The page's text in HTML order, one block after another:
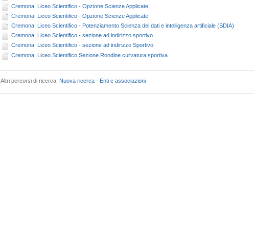
Cremona: Liceo Scientifico - Opzione Scienze Applicate
Cremona: Liceo Scientifico - Opzione Scienze Applicate
Cremona: Liceo Scientifico - Potenziamento Scienza dei dati e intelligenza artificiale (SDIA)
Cremona: Liceo Scientifico - sezione ad indirizzo sportivo
Cremona: Liceo Scientifico - sezione ad indirizzo Sportivo
Cremona: Liceo Scientifico Sezione Rondine curvatura sportiva
Altri percorsi di ricerca: Nuova ricerca - Enti e associazioni